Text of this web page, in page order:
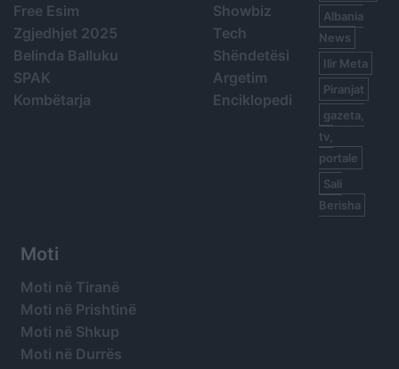
Free Esim
Zgjedhjet 2025
Belinda Balluku
SPAK
Kombëtarja
Showbiz
Tech
Shëndetësi
Argetim
Enciklopedi
Albania
News
Ilir Meta
Piranjat
gazeta,
tv,
portale
Sali
Berisha
Moti
Moti në Tiranë
Moti në Prishtinë
Moti në Shkup
Moti në Durrës